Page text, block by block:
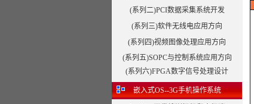
(系列二)PCI数据采集系统开发
(系列三)软件无线电应用方向
(系列四)视频图像处理应用方向
(系列五)SOPC与控制系统应用方向
(系列六)FPGA数字信号处理设计
嵌入式OS--3G手机操作系统